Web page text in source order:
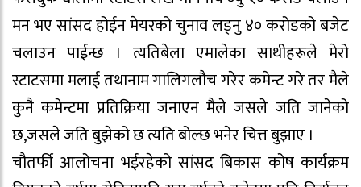
मन भए सांसद होईन मेयरको चुनाव लड्नु ४० करोडको बजेट
चलाउन पाईन्छ । त्यतिबेला एमालेका साथीहरूले मेरो
स्टाटसमा मलाई तथानाम गालिगलौच गरेर कमेन्ट गरे तर मैले
कुनै कमेन्टमा प्रतिक्रिया जनाएन मैले जसले जति जानेको
छ,जसले जति बुझेको छ त्यति बोल्छ भनेर चित्त बुझाए ।
चौतर्फी आलोचना भईरहेको सांसद बिकास कोष कार्यक्रम